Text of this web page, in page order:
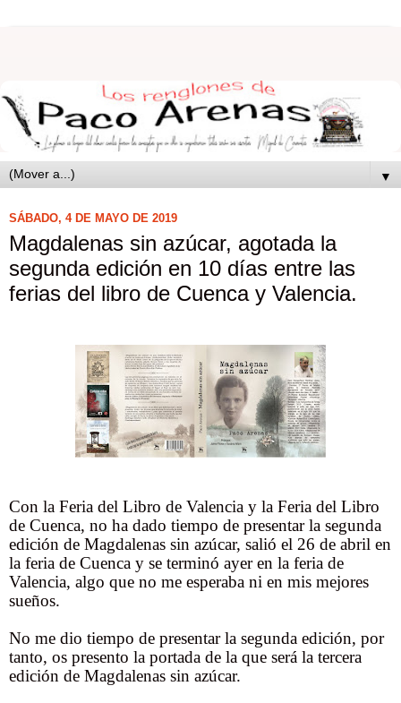
▼
SÁBADO, 4 DE MAYO DE 2019
Magdalenas sin azúcar, agotada la
segunda edición en 10 días entre las
ferias del libro de Cuenca y Valencia.
Con la Feria del Libro de Valencia y la Feria del Libro
de Cuenca, no ha dado tiempo de presentar la segunda
edición de Magdalenas sin azúcar, salió el 26 de abril en
la feria de Cuenca y se terminó ayer en la feria de
Valencia, algo que no me esperaba ni en mis mejores
sueños.
No me dio tiempo de presentar la segunda edición, por
tanto, os presento la portada de la que será la tercera
edición de Magdalenas sin azúcar.